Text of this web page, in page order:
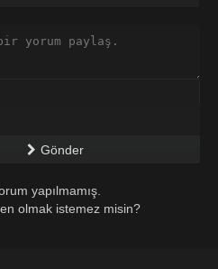
Gönder
yapılmamış.
olmak istemez misin?